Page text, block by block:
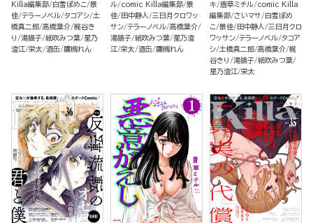
Killa編集部 白雪ぽめこ 景
佳 テラーノベル タコアシ 土
橋真二郎 高橋葉介 梶谷き
り
湯猫子 紙吹みつ葉 星乃
澄江 栄太 酒缶 鷹槻れん
ル comic Killa編集部 景
佳 田中静人 三日月クロワッ
サン テラーノベル 高橋葉介
湯猫子 紙吹みつ葉 星乃澄
江 栄太 酒缶 鷹槻れん
キ
唐草ミチル comic Killa
編集部 さいマサ
白雪ぽめ
こ 景佳 田中静人 三日月クロ
ワッサン テラーノベル タコア
シ 土橋真二郎 高橋葉介 梶
谷きり
湯猫子 紙吹みつ葉
星乃澄江 栄太